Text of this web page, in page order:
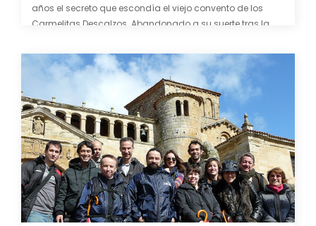
años el secreto que escondía el viejo convento de los
Carmelitas Descalzos. Abandonado a su suerte tras la
eclesiásticos y, ya sin monjes que…